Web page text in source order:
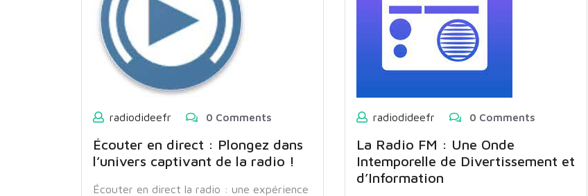
radiodideefr 0 Comments
Écouter en direct : Plongez dans
l’univers captivant de la radio !
Écouter en direct la radio : une expérience
radiodideefr 0 Comments
La Radio FM : Une Onde
Intemporelle de Divertissement et
d’Information